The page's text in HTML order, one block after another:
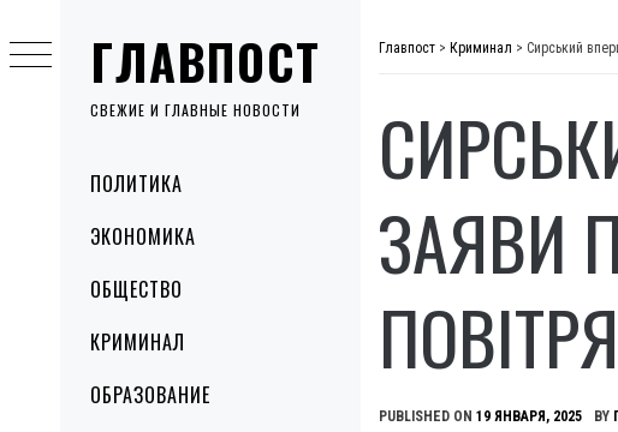
ГЛАВПОСТ
СВЕЖИЕ И ГЛАВНЫЕ НОВОСТИ
MenuПОЛИТИКА
ЭКОНОМИКА
ОБЩЕСТВО
КРИМИНАЛ
ОБРАЗОВАНИЕ
to
content
Главпост > Криминал > Сирський
ЗАЯВИ
PUBLISHED ON 19 ЯНВАРЯ, 2025 BY